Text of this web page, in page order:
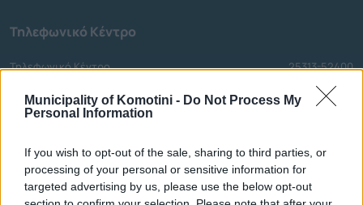
Municipality of Komotini - Do Not Process My
Personal Information
If you wish to opt-out of the sale, sharing to third parties, or
processing of your personal or sensitive information for
targeted advertising by us, please use the below opt-out
Τηλεφωνικό Κέντρο
Τηλεφωνικό Κέντρο
25313-52400
25310-22756
Γραφείο Δημάρχου
25310-82177
Κ.Α.Π.Η.
25310-22797
Νοσοκομείο
25310-22222
Αστυνομικό Τμήμα
25310-22100